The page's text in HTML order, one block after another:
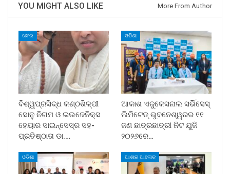
YOU MIGHT ALSO LIKE More From Author
ଖବର
ବିଶ୍ୱପ୍ରସିଦ୍ଧ କଣ୍ଠଶିଳ୍ପୀ
ସୋନୁ ନିଗମ ଓ ଇଉଜେନିକ୍ସ
ହେୟାର ସାଇନ୍ସେସ୍ର ସହ-
ପ୍ରତିଷ୍ଠାତା ଡା.…
ଓଡିଶା
ଆକାଶ ଏଜୁକେସନାଲ ସର୍ଭିସେସ୍
ଲିମିଟେଡ୍ ଭୁବନେଶ୍ୱରର ୧୧
ଜଣ ଛାତ୍ରଛାତ୍ରୀ ନିଟ ଯୁଜି
୨୦୨୬ରେ…
ଓଡିଶା ଆଶାର ଆଲୋକ